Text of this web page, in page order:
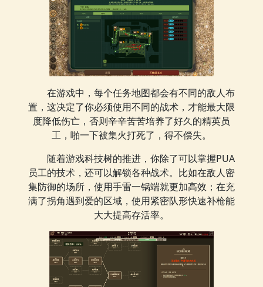
在游戏中，每个任务地图都会有不同的敌人布
置，这决定了你必须使用不同的战术，才能最大限
度降低伤亡，否则辛辛苦苦培养了好久的精英员
工，啪一下被集火打死了，得不偿失。
随着游戏科技树的推进，你除了可以掌握PUA
员工的技术，还可以解锁各种战术。比如在敌人密
集防御的场所，使用手雷一锅端就更加高效；在充
满了拐角遇到爱的区域，使用紧密队形快速补枪能
大大提高存活率。